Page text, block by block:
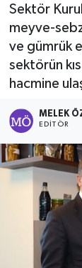
Sektör
meyve-
ve gümrük
sektörün
hacmine
MELEK
EDITÖR
Politika
Sağlık
Spor
Tarih -
Yaşam
Haber